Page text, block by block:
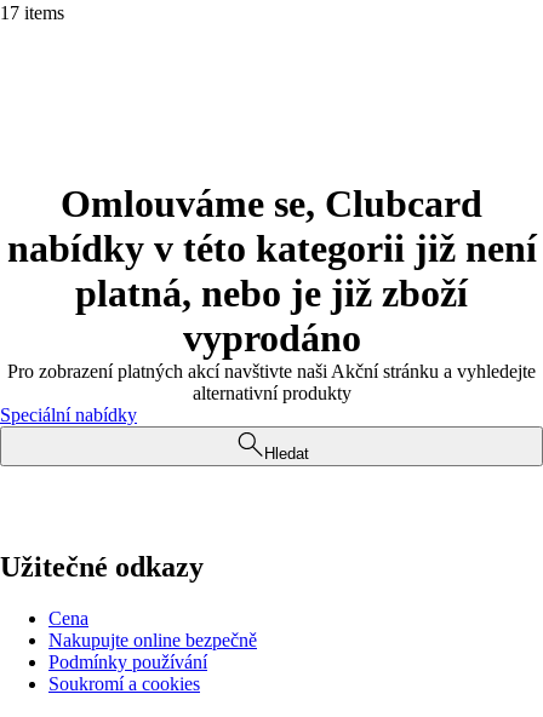
17 items
Omlouváme se, Clubcard
nabídky v této kategorii již není
platná, nebo je již zboží
vyprodáno
Pro zobrazení platných akcí navštivte naši Akční stránku a vyhledejte
alternativní produkty
Speciální nabídky
Hledat
Užitečné odkazy
Cena
Nakupujte online bezpečně
Podmínky používání
Soukromí a cookies